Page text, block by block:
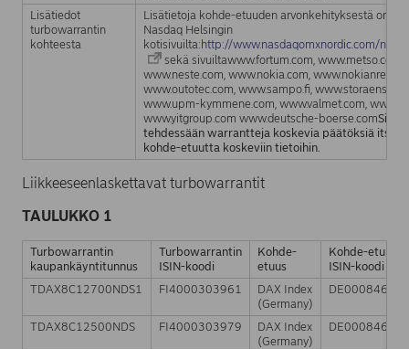
Lisätiedot
turbowarrantin
kohteesta
Lisätietoja kohde-etuuden arvonkehityksestä on
Nasdaq Helsingin
kotisivuilta: http://www.nasdaqomxnordic.com/
sekä sivuiltawww.fortum.com, www.metso.com,
www.neste.com, www.nokia.com,
www.outotec.com, www.sampo.fi,
www.upm-kymmene.com, www.valmet.com,
www.yitgroup.com www.deutsche-boerse.com
tehdessään warrantteja koskevia päätöksiä itse
kohde-etuutta koskeviin tietoihin.
Liikkeeseenlaskettavat turbowarrantit
TAULUKKO 1
Turbowarrantin
kaupankäyntitunnus
Turbowarrantin
ISIN-koodi
Kohde-
etuus
Kohde-
ISIN-koodi
TDAX8C12700NDS1
FI4000303961
DAX Index
(Germany)
TDAX8C12500NDS FI4000303979
DAX Index
(Germany)